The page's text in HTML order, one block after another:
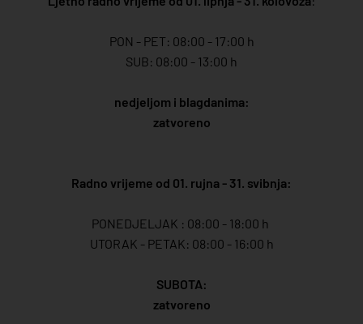
PON - PET: 08:00 - 17:00 h
SUB: 08:00 - 13:00 h
nedjeljom i blagdanima:
zatvoreno
Radno vrijeme od 01. rujna - 31. svibnja:
PONEDJELJAK : 08:00 - 18:00 h
UTORAK - PETAK: 08:00 - 16:00 h
SUBOTA:
zatvoreno